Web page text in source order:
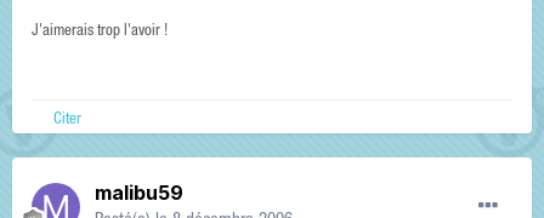
J'aimerais trop l'avoir !
Citer
malibu59